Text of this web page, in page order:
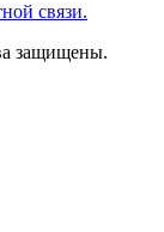
связи.
защищены.